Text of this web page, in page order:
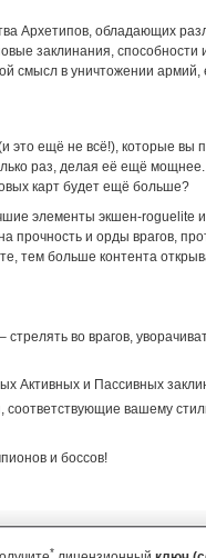
Архетипов, обладающих
заклинания, способности
смысл в уничтожении армий,
это ещё не всё!), которые вы
раз, делая её ещё
карт будет ещё больше?
элементы экшен-roguelite
прочность и орды врагов,
тем больше контента
во врагов,
Активных и Пассивных
вашему
и боссов!
*